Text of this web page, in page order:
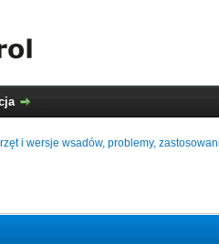
i wersje wsadów, problemy,